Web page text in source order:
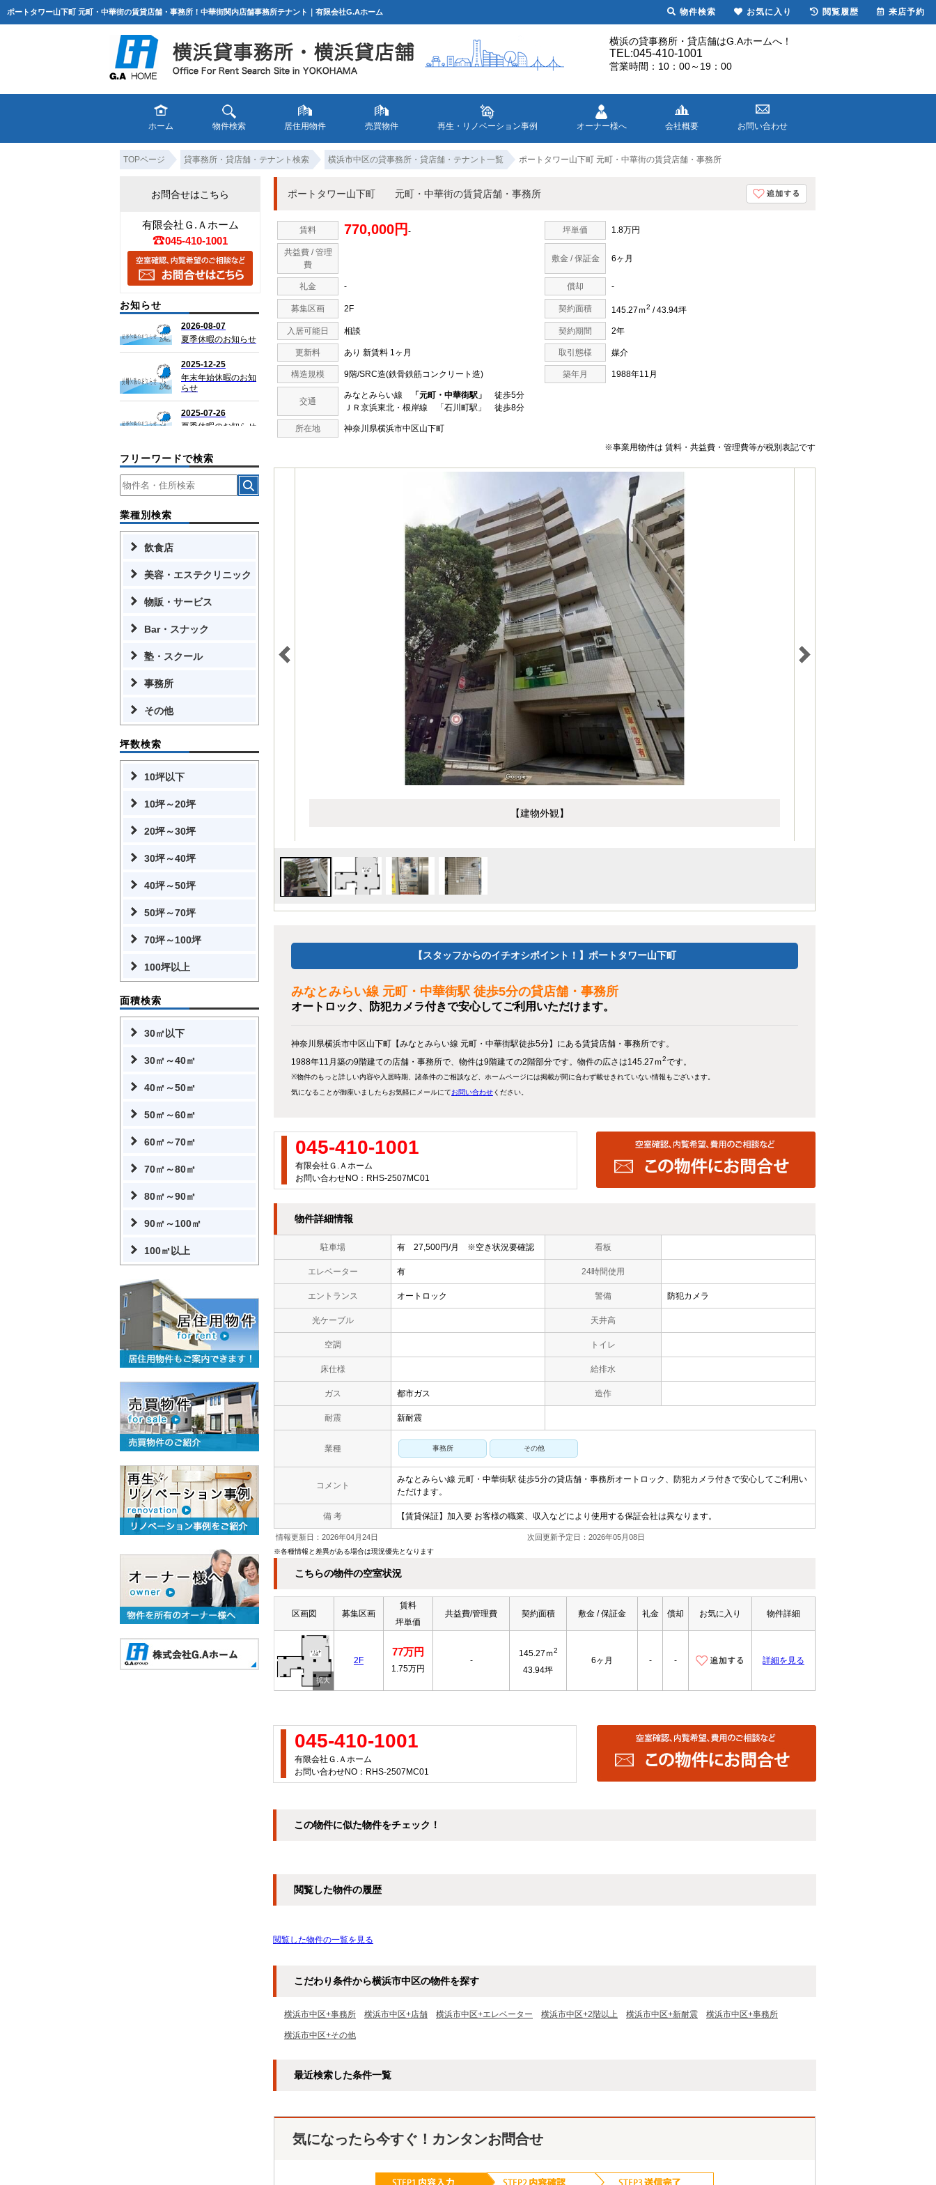
ポートタワー山下町 元町・中華街の賃貸店舗・事務所！中華街関内店舗事務所テナント｜有限会社G.Aホーム
横浜の貸事務所・貸店舗はG.Aホームへ！
TEL:045-410-1001
営業時間：10：00～19：00
ホーム 物件検索 居住用物件 売買物件 再生・リノベーション事例 オーナー様へ 会社概要 お問い合わせ
TOPページ 貸事務所・貸店舗・テナント検索 横浜市中区の貸事務所・貸店舗・テナント一覧 ポートタワー山下町 元町・中華街の賃貸店舗・事務所
ポートタワー山下町 元町・中華街の賃貸店舗・事務所
賃料 770,000円 - 坪単価 1.8万円
共益費 / 管理
費
敷金 / 保証金 6ヶ月
礼金 - 償却 -
募集区画 2F 契約面積 145.27ｍ2 / 43.94坪
入居可能日 相談 契約期間 2年
更新料 あり 新賃料 1ヶ月 取引態様 媒介
構造規模 9階/SRC造(鉄骨鉄筋コンクリート造) 築年月 1988年11月
交通
みなとみらい線 「元町・中華街駅」
徒歩5分
ＪＲ京浜東北・根岸線 「石川町駅」 徒歩8分
所在地
神奈川県横浜市中区山下町
※事業用物件は 賃料・共益費・管理費等が税別表記です
【建物外観】
【スタッフからのイチオシポイント！】ポートタワー山下町
みなとみらい線 元町・中華街駅 徒歩5分の貸店舗・事務所
オートロック、防犯カメラ付きで安心してご利用いただけます。
神奈川県横浜市中区山下町【みなとみらい線 元町・中華街駅徒歩5分】にある賃貸店舗・事務所です。
1988年11月築の9階建ての店舗・事務所で、物件は9階建ての2階部分です。物件の広さは145.27ｍ2です。
※物件のもっと詳しい内容や入居時期、諸条件のご相談など、ホームページには掲載が間に合わず載せきれていない情報もございます。
気になることが御座いましたらお気軽にメールにてお問い合わせください。
045-410-1001
有限会社Ｇ.Ａホーム
お問い合わせNO：RHS-2507MC01
物件詳細情報
駐車場 有 27,500円/月 ※空き状況要確認 看板
エレベーター 有 24時間使用
エントランス オートロック 警備 防犯カメラ
光ケーブル 天井高
空調 トイレ
床仕様 給排水
ガス 都市ガス 造作
耐震 新耐震
業種 事務所 その他
コメント
みなとみらい線 元町・中華街駅 徒歩5分の貸店舗・事務所オートロック、防犯カメラ付きで安心してご利用い
ただけます。
備 考 【賃貸保証】加入要 お客様の職業、収入などにより使用する保証会社は異なります。
情報更新日：2026年04月24日 次回更新予定日：2026年05月08日
※各種情報と差異がある場合は現況優先となります
こちらの物件の空室状況
区画図 募集区画
賃料
坪単価
共益費/管理費 契約面積 敷金 / 保証金 礼金 償却 お気に入り 物件詳細
2F
77万円
1.75万円
-
145.27ｍ2
43.94坪
6ヶ月 - - 詳細を見る
045-410-1001
有限会社Ｇ.Ａホーム
お問い合わせNO：RHS-2507MC01
この物件に似た物件をチェック！
閲覧した物件の履歴
閲覧した物件の一覧を見る
こだわり条件から横浜市中区の物件を探す
横浜市中区+事務所 横浜市中区+店舗 横浜市中区+エレベーター 横浜市中区+2階以上 横浜市中区+新耐震 横浜市中区+事務所
横浜市中区+その他
最近検索した条件一覧
気になったら今すぐ！カンタンお問合せ
お問合せはこちら
有限会社Ｇ.Ａホーム
045-410-1001
お知らせ
フリーワードで検索
業種別検索
飲食店
美容・エステクリニック
物販・サービス
Bar・スナック
塾・スクール
事務所
その他
坪数検索
10坪以下
10坪～20坪
20坪～30坪
30坪～40坪
40坪～50坪
50坪～70坪
70坪～100坪
100坪以上
面積検索
30㎡以下
30㎡～40㎡
40㎡～50㎡
50㎡～60㎡
60㎡～70㎡
70㎡～80㎡
80㎡～90㎡
90㎡～100㎡
100㎡以上
物件検索 お気に入り 閲覧履歴 来店予約